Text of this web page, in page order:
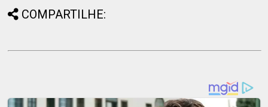
COMPARTILHE: